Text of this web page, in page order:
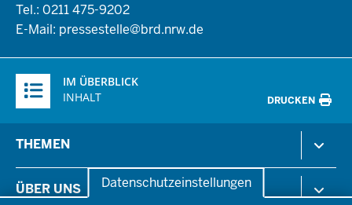
Datenschutzeinstellungen
Tel.: 0211 475-9202
E-Mail: pressestelle@brd.nrw.de
Inhalte
IM ÜBERBLICK
INHALT
DRUCKEN
in
der
Fußzeile
THEMEN
Gesundheit & Soziales
ÜBER UNS